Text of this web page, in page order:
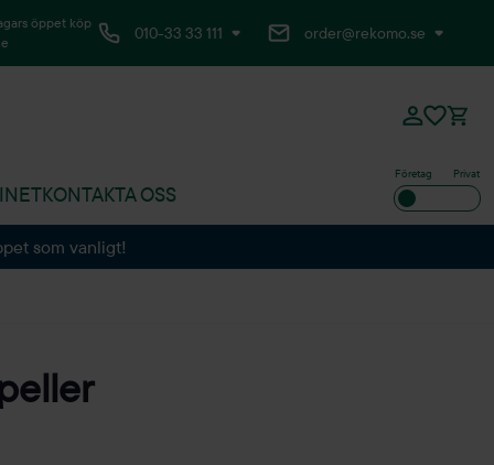
öppet köp
010-33 33 111 order@rekomo.se
KONTAKTA OSS
Företag Privat
som vanligt!